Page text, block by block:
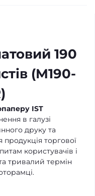
190
(M190-
IST
в галузі
друку та
продукція торгової
користувачів і
тривалий термін